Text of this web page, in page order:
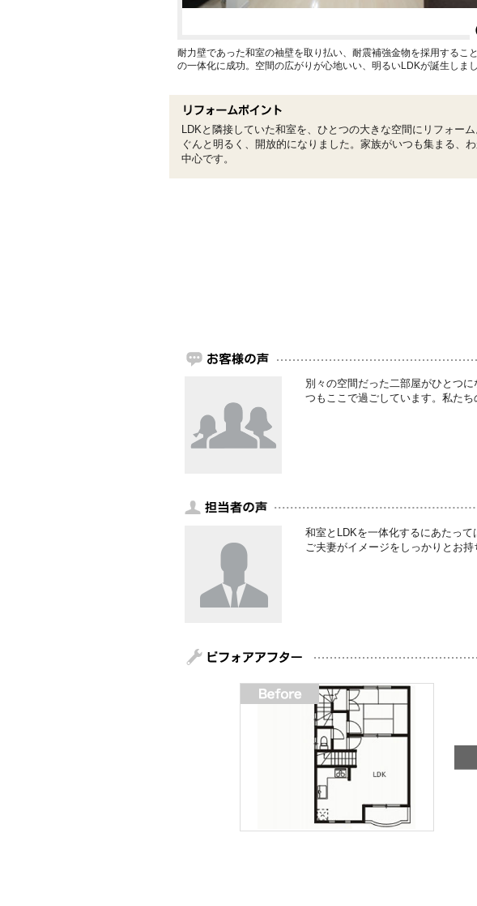
耐力壁であった和室の袖壁を取り払い、耐震補強金物を採用するこ
の一体化に成功。空間の広がりが心地いい、明るいLDKが誕生しまし
LDKと隣接していた和室を、ひとつの大きな空間にリフォーム
ぐんと明るく、開放的になりました。家族がいつも集まる、
中心です。
別々の空間だった二部屋がひとつ
つもここで過ごしています。私た
和室とLDKを一体化するにあたって
ご夫妻がイメージをしっかりとお